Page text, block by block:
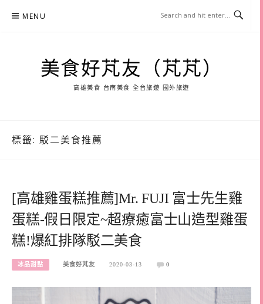
MENU
美食好芃友（芃芃）
高雄美食 台南美食 全台旅遊 國外旅遊
標籤: 駁二美食推薦
[高雄雞蛋糕推薦]Mr. FUJI 富士先生雞
蛋糕-假日限定~超療癒富士山造型雞蛋
糕!爆紅排隊駁二美食
冰品甜點 美食好芃友 2020-03-13 0